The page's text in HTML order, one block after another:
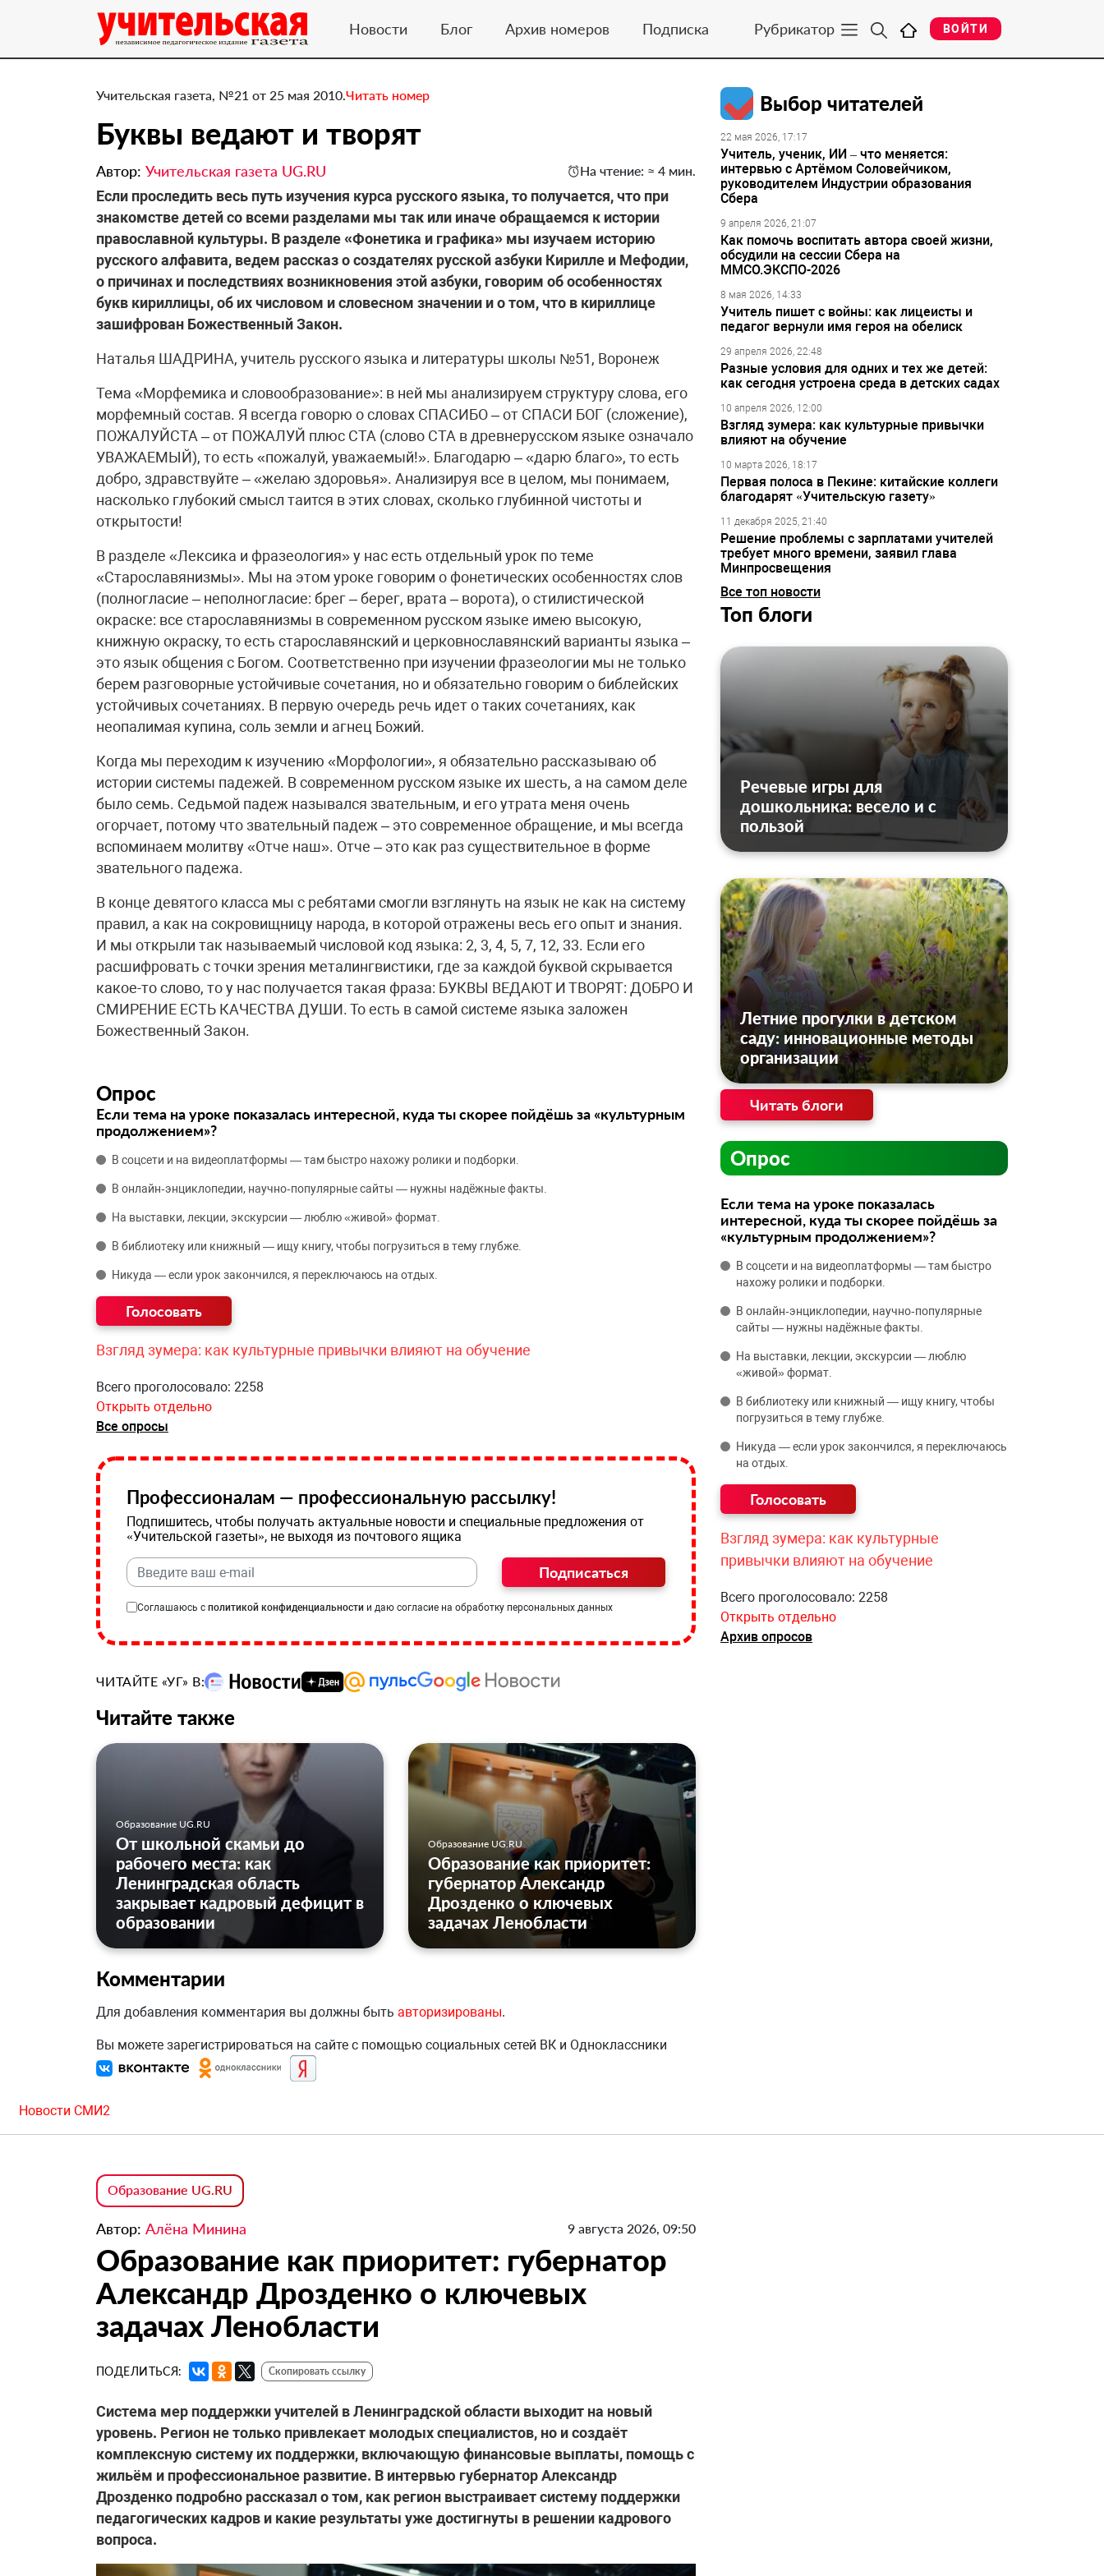
Новости Блог Архив номеров Подписка Рубрикатор ВОЙТИ
Учительская газета, №21 от 25 мая 2010.Читать номер
Буквы ведают и творят
Автор: Учительская газета UG.RU На чтение: ≈ 4 мин.
Если проследить весь путь изучения курса русского языка, то получается, что при
знакомстве детей со всеми разделами мы так или иначе обращаемся к истории
православной культуры. В разделе «Фонетика и графика» мы изучаем историю
русского алфавита, ведем рассказ о создателях русской азбуки Кирилле и Мефодии,
о причинах и последствиях возникновения этой азбуки, говорим об особенностях
букв кириллицы, об их числовом и словесном значении и о том, что в кириллице
зашифрован Божественный Закон.
Наталья ШАДРИНА, учитель русского языка и литературы школы №51, Воронеж
Тема «Морфемика и словообразование»: в ней мы анализируем структуру слова, его
морфемный состав. Я всегда говорю о словах СПАСИБО – от СПАСИ БОГ (сложение),
ПОЖАЛУЙСТА – от ПОЖАЛУЙ плюс СТА (слово СТА в древнерусском языке означало
УВАЖАЕМЫЙ), то есть «пожалуй, уважаемый!». Благодарю – «дарю благо», то есть
добро, здравствуйте – «желаю здоровья». Анализируя все в целом, мы понимаем,
насколько глубокий смысл таится в этих словах, сколько глубинной чистоты и
открытости!
В разделе «Лексика и фразеология» у нас есть отдельный урок по теме
«Старославянизмы». Мы на этом уроке говорим о фонетических особенностях слов
(полногласие – неполногласие: брег – берег, врата – ворота), о стилистической
окраске: все старославянизмы в современном русском языке имею высокую,
книжную окраску, то есть старославянский и церковнославянский варианты языка –
это язык общения с Богом. Соответственно при изучении фразеологии мы не только
берем разговорные устойчивые сочетания, но и обязательно говорим о библейских
устойчивых сочетаниях. В первую очередь речь идет о таких сочетаниях, как
неопалимая купина, соль земли и агнец Божий.
Когда мы переходим к изучению «Морфологии», я обязательно рассказываю об
истории системы падежей. В современном русском языке их шесть, а на самом деле
было семь. Седьмой падеж назывался звательным, и его утрата меня очень
огорчает, потому что звательный падеж – это современное обращение, и мы всегда
вспоминаем молитву «Отче наш». Отче – это как раз существительное в форме
звательного падежа.
В конце девятого класса мы с ребятами смогли взглянуть на язык не как на систему
правил, а как на сокровищницу народа, в которой отражены весь его опыт и знания.
И мы открыли так называемый числовой код языка: 2, 3, 4, 5, 7, 12, 33. Если его
расшифровать с точки зрения металингвистики, где за каждой буквой скрывается
какое-то слово, то у нас получается такая фраза: БУКВЫ ВЕДАЮТ И ТВОРЯТ: ДОБРО И
СМИРЕНИЕ ЕСТЬ КАЧЕСТВА ДУШИ. То есть в самой системе языка заложен
Божественный Закон.
Опрос
Если тема на уроке показалась интересной, куда ты скорее пойдёшь за «культурным
продолжением»?
В соцсети и на видеоплатформы — там быстро нахожу ролики и подборки.
В онлайн‑энциклопедии, научно‑популярные сайты — нужны надёжные факты.
На выставки, лекции, экскурсии — люблю «живой» формат.
В библиотеку или книжный — ищу книгу, чтобы погрузиться в тему глубже.
Никуда — если урок закончился, я переключаюсь на отдых.
Взгляд зумера: как культурные привычки влияют на обучение
Всего проголосовало: 2258
Открыть отдельно
Все опросы
Профессионалам — профессиональную рассылку!
Подпишитесь, чтобы получать актуальные новости и специальные предложения от
«Учительской газеты», не выходя из почтового ящика
Подписаться
Соглашаюсь с политикой конфиденциальности и даю согласие на обработку персональных данных
ЧИТАЙТЕ «УГ» В:
Читайте также
Образование UG.RU
От школьной скамьи до
рабочего места: как
Ленинградская область
закрывает кадровый дефицит в
образовании
Образование UG.RU
Образование как приоритет:
губернатор Александр
Дрозденко о ключевых
задачах Ленобласти
Комментарии
Для добавления комментария вы должны быть авторизированы.
Вы можете зарегистрироваться на сайте с помощью социальных сетей ВК и Одноклассники
Выбор читателей
22 мая 2026, 17:17
Учитель, ученик, ИИ – что меняется:
интервью с Артёмом Соловейчиком,
руководителем Индустрии образования
Сбера
9 апреля 2026, 21:07
Как помочь воспитать автора своей жизни,
обсудили на сессии Сбера на
ММСО.ЭКСПО-2026
8 мая 2026, 14:33
Учитель пишет с войны: как лицеисты и
педагог вернули имя героя на обелиск
29 апреля 2026, 22:48
Разные условия для одних и тех же детей:
как сегодня устроена среда в детских садах
10 апреля 2026, 12:00
Взгляд зумера: как культурные привычки
влияют на обучение
10 марта 2026, 18:17
Первая полоса в Пекине: китайские коллеги
благодарят «Учительскую газету»
11 декабря 2025, 21:40
Решение проблемы с зарплатами учителей
требует много времени, заявил глава
Минпросвещения
Все топ новости
Топ блоги
Речевые игры для
дошкольника: весело и с
пользой
Летние прогулки в детском
саду: инновационные методы
организации
Читать блоги
Опрос
Если тема на уроке показалась
интересной, куда ты скорее пойдёшь за
«культурным продолжением»?
В соцсети и на видеоплатформы — там быстро
нахожу ролики и подборки.
В онлайн‑энциклопедии, научно‑популярные
сайты — нужны надёжные факты.
На выставки, лекции, экскурсии — люблю
«живой» формат.
В библиотеку или книжный — ищу книгу, чтобы
погрузиться в тему глубже.
Никуда — если урок закончился, я переключаюсь
на отдых.
Взгляд зумера: как культурные
привычки влияют на обучение
Всего проголосовало: 2258
Открыть отдельно
Архив опросов
Новости СМИ2
Образование UG.RU
Автор: Алёна Минина 9 августа 2026, 09:50
Образование как приоритет: губернатор
Александр Дрозденко о ключевых
задачах Ленобласти
ПОДЕЛИТЬСЯ: Скопировать ссылку
Система мер поддержки учителей в Ленинградской области выходит на новый
уровень. Регион не только привлекает молодых специалистов, но и создаёт
комплексную систему их поддержки, включающую финансовые выплаты, помощь с
жильём и профессиональное развитие. В интервью губернатор Александр
Дрозденко подробно рассказал о том, как регион выстраивает систему поддержки
педагогических кадров и какие результаты уже достигнуты в решении кадрового
вопроса.